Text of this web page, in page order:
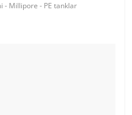
- Millipore - PE tanklar